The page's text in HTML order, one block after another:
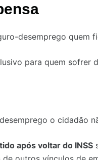
desemprego quem
para quem sofrer
o cidadão
após voltar do INSS